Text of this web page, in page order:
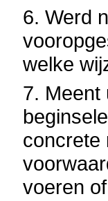
6. Werd
welke
7. Meent
concrete
voeren